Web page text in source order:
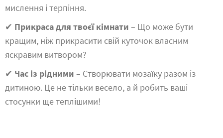
мислення і терпіння.
✔ Прикраса для твоєї кімнати – Що може бути
кращим, ніж прикрасити свій куточок власним
яскравим витвором?
✔ Час із рідними – Створювати мозаїку разом із
дитиною. Це не тільки весело, а й робить ваші
стосунки ще теплішими!